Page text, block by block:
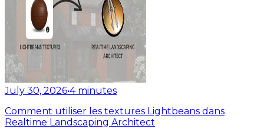
July 30, 2026•4 minutes
Comment utiliser les textures Lightbeans dans
Realtime Landscaping Architect